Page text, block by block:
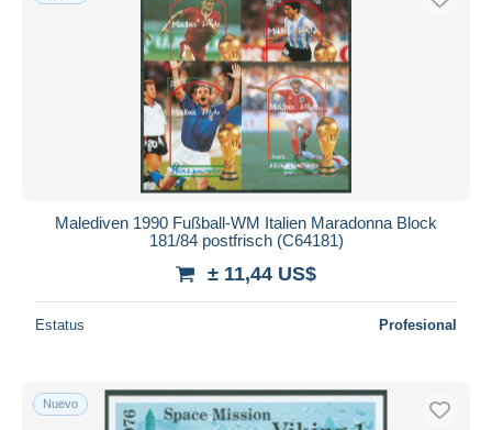
Malediven 1990 Fußball-WM Italien Maradonna Block
181/84 postfrisch (C64181)
± 11,44 US$
Estatus Profesional
Nuevo